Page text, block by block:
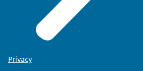
Privacy